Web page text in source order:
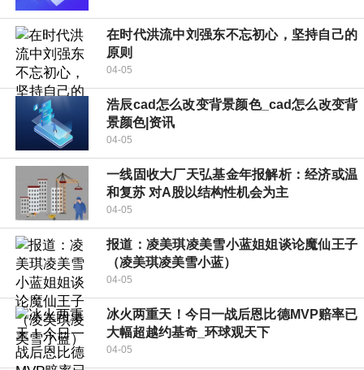
在时代洪流中刘强东不忘初心，坚持自己的
原则
04-05
浩辰cad怎么改变背景颜色_cad怎么改变背
景颜色|资讯
04-05
一线固收大厂天弘基金年报解析：经济或温
和复苏 对A股以结构性机会为主
04-05
报道：凌美琪凌美雪小蓝姐姐谈论魔仙王子
（凌美琪凌美雪小蓝）
04-05
冰火两重天！今日一战后恩比德MVP赔率已
大幅超越约基奇_环球观天下
04-05